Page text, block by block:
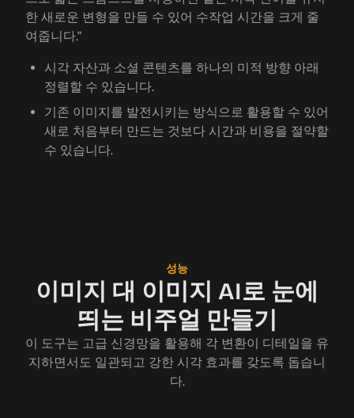
한 새로운 변형을 만들 수 있어 수작업 시간을 크게 줄
여줍니다.”
시각 자산과 소셜 콘텐츠를 하나의 미적 방향 아래
정렬할 수 있습니다.
기존 이미지를 발전시키는 방식으로 활용할 수 있어
새로 처음부터 만드는 것보다 시간과 비용을 절약할
수 있습니다.
성능
이미지 대 이미지 AI로 눈에
띄는 비주얼 만들기
이 도구는 고급 신경망을 활용해 각 변환이 디테일을 유
지하면서도 일관되고 강한 시각 효과를 갖도록 돕습니
다.